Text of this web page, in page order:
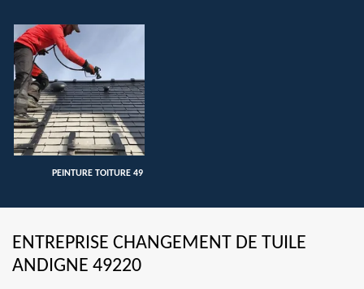
PEINTURE TOITURE 49
ENTREPRISE CHANGEMENT DE TUILE
ANDIGNE 49220